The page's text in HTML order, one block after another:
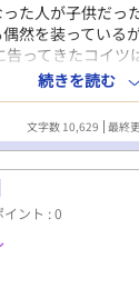
った人が子供だっ
然を装っている
ってきたコイツ
性だっただけです
そんな奴と付き
た人がおじさん
続きを読む
文字数 10,629 最終
ント : 0